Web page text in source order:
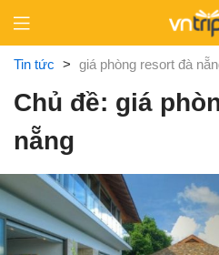
content
Tin tức > giá phòng resort đà
Chủ đề: giá
nẵng